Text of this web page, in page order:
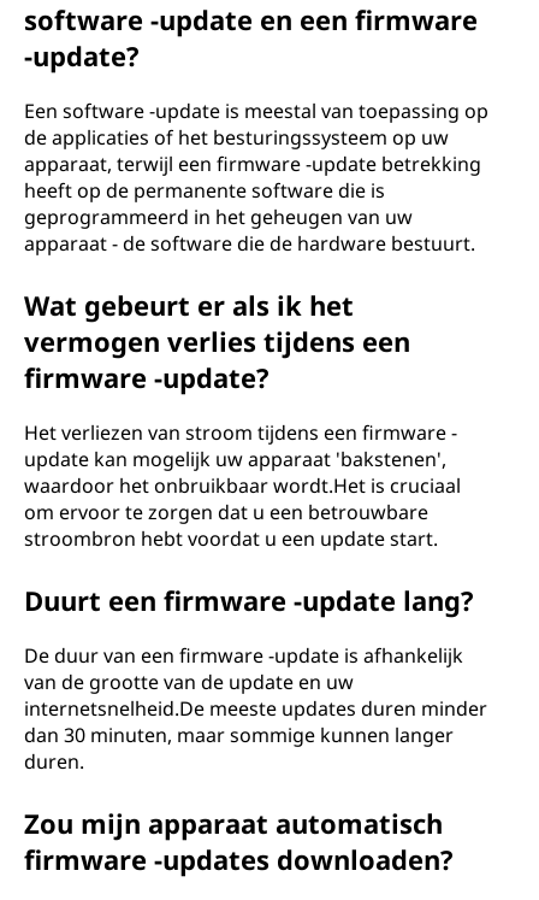
software -update en een firmware
-update?
Een software -update is meestal van toepassing op
de applicaties of het besturingssysteem op uw
apparaat, terwijl een firmware -update betrekking
heeft op de permanente software die is
geprogrammeerd in het geheugen van uw
apparaat - de software die de hardware bestuurt.
Wat gebeurt er als ik het
vermogen verlies tijdens een
firmware -update?
Het verliezen van stroom tijdens een firmware -
update kan mogelijk uw apparaat 'bakstenen',
waardoor het onbruikbaar wordt.Het is cruciaal
om ervoor te zorgen dat u een betrouwbare
stroombron hebt voordat u een update start.
Duurt een firmware -update lang?
De duur van een firmware -update is afhankelijk
van de grootte van de update en uw
internetsnelheid.De meeste updates duren minder
dan 30 minuten, maar sommige kunnen langer
duren.
Zou mijn apparaat automatisch
firmware -updates downloaden?